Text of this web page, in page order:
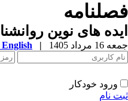
های نوین
مرداد 1405 |
English
]
ورود خودکار
نام